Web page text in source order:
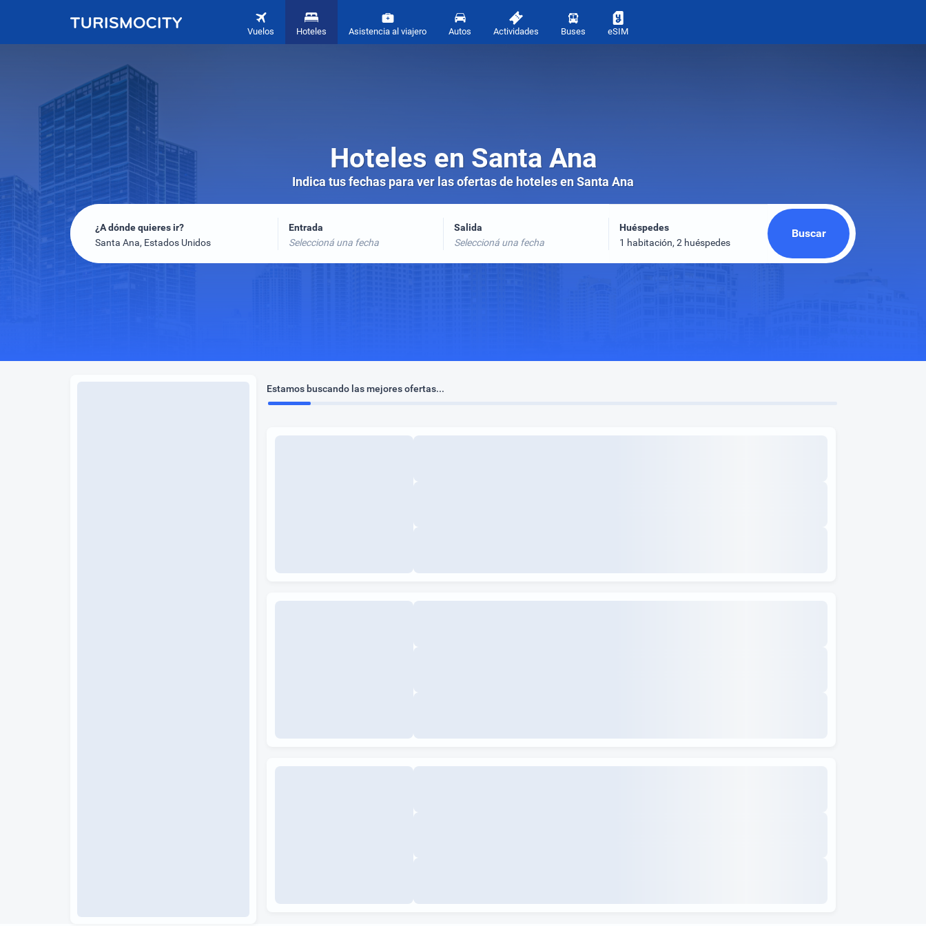
Vuelos Hoteles Asistencia al viajero Autos Actividades Buses eSIM
Hoteles en Santa Ana
Indica tus fechas para ver las ofertas de hoteles en Santa Ana
¿A dónde quieres ir?
Santa Ana, Estados Unidos
Entrada
Seleccioná una fecha
Salida
Seleccioná una fecha
Huéspedes Buscar
Estamos buscando las mejores ofertas...